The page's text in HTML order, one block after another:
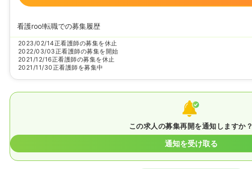
看護roo!転職での募集履歴
2023/02/14正看護師の募集を休止
2022/03/03正看護師の募集を開始
2021/12/16正看護師の募集を休止
2021/11/30正看護師を募集中
この求人の募集再開を通知しますか？
通知を受け取る